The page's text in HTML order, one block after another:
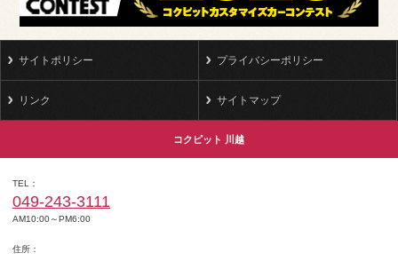
サイトポリシー プライバシーポリシー
リンク サイトマップ
コクピット 川越
TEL
049-243-3111
AM10:00～PM6:00
住所